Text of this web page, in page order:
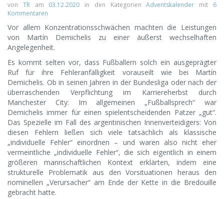
von TRam 03.12.2020 in den KategorienAdventskalender mit 6
Kommentaren
Vor allem Konzentrationsschwächen machten die Leistungen
von Martín Demichelis zu einer äußerst wechselhaften
Angelegenheit.
Es kommt selten vor, dass Fußballern solch ein ausgeprägter
Ruf für ihre Fehleranfälligkeit vorauseilt wie bei Martín
Demichelis. Ob in seinen Jahren in der Bundesliga oder nach der
überraschenden Verpflichtung im Karriereherbst durch
Manchester City: Im allgemeinen „Fußballsprech“ war
Demichelis immer für einen spielentscheidenden Patzer „gut“.
Das Spezielle im Fall des argentinischen Innenverteidigers: Von
diesen Fehlern ließen sich viele tatsächlich als klassische
„individuelle Fehler“ einordnen – und waren also nicht eher
vermeintliche „individuelle Fehler“, die sich eigentlich in einem
größeren mannschaftlichen Kontext erklärten, indem eine
strukturelle Problematik aus den Vorsituationen heraus den
nominellen „Verursacher“ am Ende der Kette in die Bredouille
gebracht hatte.